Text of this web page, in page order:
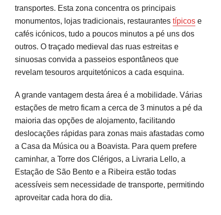
transportes. Esta zona concentra os principais
monumentos, lojas tradicionais, restaurantes típicos e
cafés icónicos, tudo a poucos minutos a pé uns dos
outros. O traçado medieval das ruas estreitas e
sinuosas convida a passeios espontâneos que
revelam tesouros arquitetónicos a cada esquina.
A grande vantagem desta área é a mobilidade. Várias
estações de metro ficam a cerca de 3 minutos a pé da
maioria das opções de alojamento, facilitando
deslocações rápidas para zonas mais afastadas como
a Casa da Música ou a Boavista. Para quem prefere
caminhar, a Torre dos Clérigos, a Livraria Lello, a
Estação de São Bento e a Ribeira estão todas
acessíveis sem necessidade de transporte, permitindo
aproveitar cada hora do dia.